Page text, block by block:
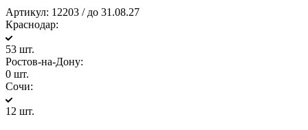
Артикул: 12203 / до 31.08.27
Краснодар:
53 шт.
Ростов-на-Дону:
0 шт.
Сочи:
12 шт.